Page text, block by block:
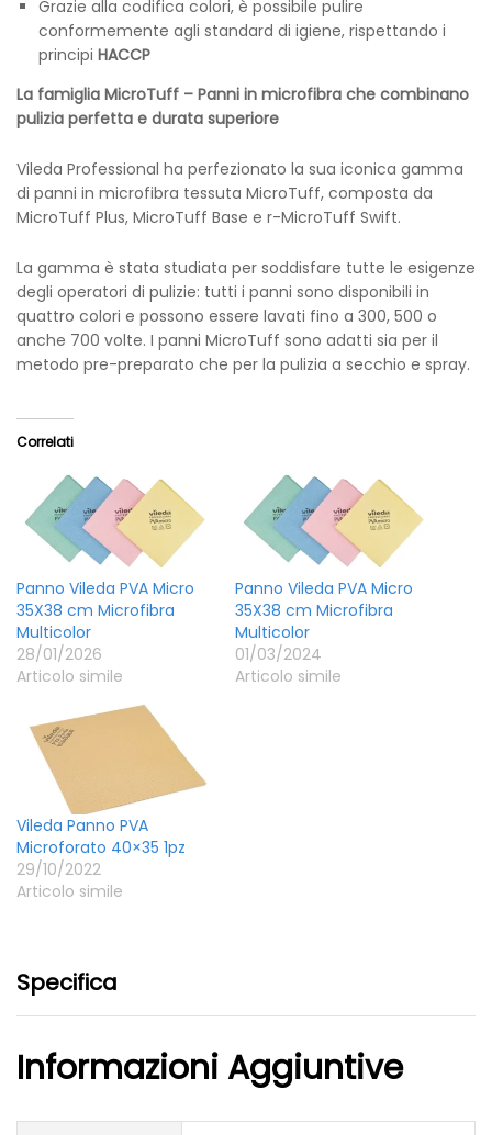
Grazie alla codifica colori, è possibile pulire
conformemente agli standard di igiene, rispettando i
principi HACCP
La famiglia MicroTuff – Panni in microfibra che combinano
pulizia perfetta e durata superiore
Vileda Professional ha perfezionato la sua iconica gamma
di panni in microfibra tessuta MicroTuff, composta da
MicroTuff Plus, MicroTuff Base e r-MicroTuff Swift.
La gamma è stata studiata per soddisfare tutte le esigenze
degli operatori di pulizie: tutti i panni sono disponibili in
quattro colori e possono essere lavati fino a 300, 500 o
anche 700 volte. I panni MicroTuff sono adatti sia per il
metodo pre-preparato che per la pulizia a secchio e spray.
Correlati
Panno Vileda PVA Micro
35X38 cm Microfibra
Multicolor
28/01/2026
Articolo simile
Panno Vileda PVA Micro
35X38 cm Microfibra
Multicolor
01/03/2024
Articolo simile
Vileda Panno PVA
Microforato 40×35 1pz
29/10/2022
Articolo simile
Specifica
Informazioni Aggiuntive